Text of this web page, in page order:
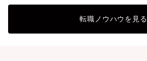
転職ノウハウを見る